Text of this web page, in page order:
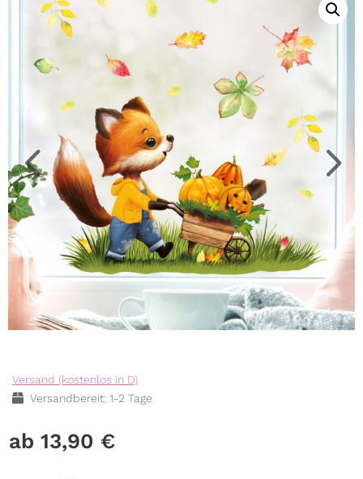
Versand (kostenlos in D)
Versandbereit: 1-2 Tage
13,90 €